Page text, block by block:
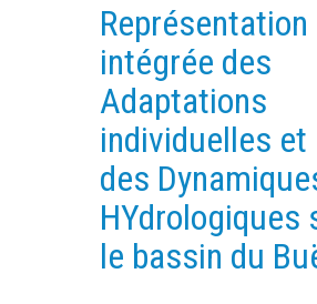
PROJETS EN COURS
PROJETS TERMINÉS
NOS RÉSEAUX SCIENTIFIQUES ET
SÉMINAIRES RÉGULIERS
FORMATION
MASTER
INGÉNIEUR
FORMATION CONTINUE
Représentation
intégrée des
Adaptations
individuelles et
des
HYdrologiques
le bassin du